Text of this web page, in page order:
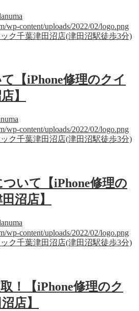
wp-content/uploads/2022/02/logo.png
ク千葉津田沼店(津田沼駅徒歩3分)
【iPhone修理のクイ
】
wp-content/uploads/2022/02/logo.png
ク千葉津田沼店(津田沼駅徒歩3分)
いて【iPhone修理の
沼店】
wp-content/uploads/2022/02/logo.png
ク千葉津田沼店(津田沼駅徒歩3分)
！【iPhone修理のク
店】